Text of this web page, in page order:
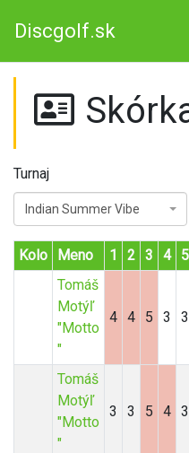
Discgolf.sk
Turnaj
Indian Summer Vibe
Kolo Meno 1 2 3 4 5
Tomáš
Motýľ
"Motto
"
4 4 5 3 3
Tomáš
Motýľ
"Motto
"
3 3 5 4 3